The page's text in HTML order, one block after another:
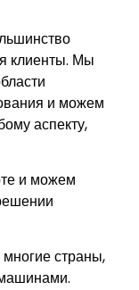
клиенты. Мы
и можем
аспекту,
и можем
страны,